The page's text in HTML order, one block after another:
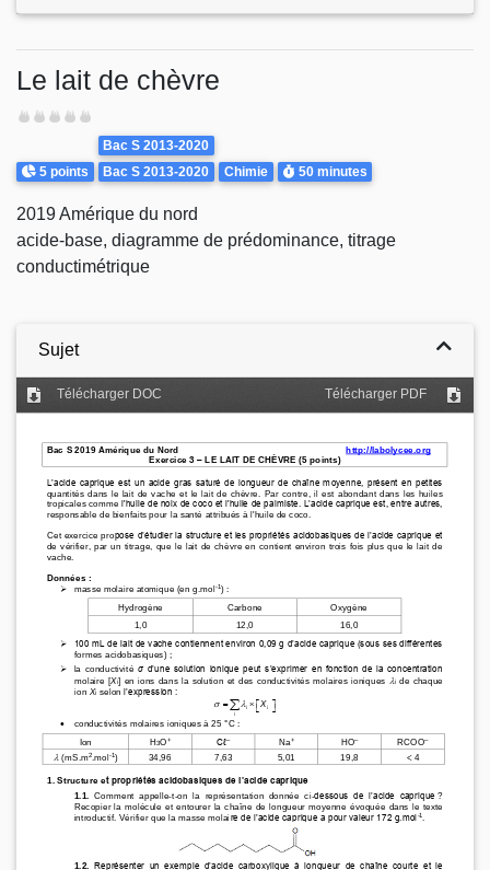
Le lait de chèvre
Difficulté
Points
5 points
Theme
Bac S 2013-2020
Bac S 2013-2020
Chimie Durée
50 minutes
2019 Amérique du nord
acide-base, diagramme de prédominance, titrage
conductimétrique
Sujet